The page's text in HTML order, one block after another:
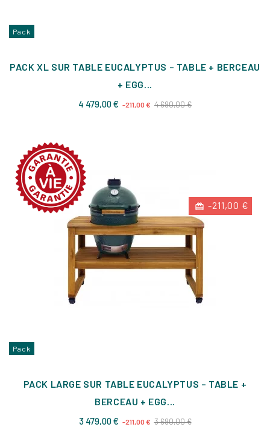
Pack
PACK XL SUR TABLE EUCALYPTUS – TABLE + BERCEAU
+ EGG...
4 479,00 € Prix
-211,00 € 4 690,00 €Prix
-211,00 €
Pack
PACK LARGE SUR TABLE EUCALYPTUS – TABLE +
BERCEAU + EGG...
3 479,00 € Prix
-211,00 € 3 690,00 €Prix